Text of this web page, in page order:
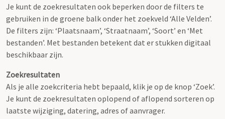
Je kunt de zoekresultaten ook beperken door de filters te
gebruiken in de groene balk onder het zoekveld ‘Alle Velden’.
De filters zijn: ‘Plaatsnaam’, ‘Straatnaam’, ‘Soort’ en ‘Met
bestanden’. Met bestanden betekent dat er stukken digitaal
beschikbaar zijn.
Zoekresultaten
Als je alle zoekcriteria hebt bepaald, klik je op de knop ‘Zoek’.
Je kunt de zoekresultaten oplopend of aflopend sorteren op
laatste wijziging, datering, adres of aanvrager.